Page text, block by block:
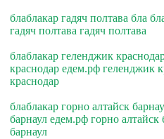
блаблакар гадяч полтава бла
гадяч полтава гадяч полтава
блаблакар геленджик
краснодар едем.рф геленджик
краснодар
блаблакар горно алтайск
барнаул едем.рф горно алтайск
барнаул